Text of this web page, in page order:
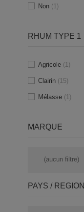
Non (1)
RHUM TYPE 1
Agricole (1)
Clairin (15)
Mélasse (1)
MARQUE
(aucun filtre)
PAYS / REGION